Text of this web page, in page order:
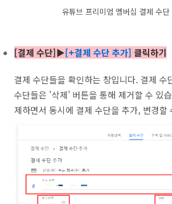
유튜브 프리미엄 멤버십 결제 수단
[결제 수단]▶[+결제 수단 추가] 클릭하기
결제 수단들을 확인하는 창입니다. 결제 수
수단들은 '삭제' 버튼을 통해 제거할 수 있
제하면서 동시에 결제 수단을 추가, 변경할